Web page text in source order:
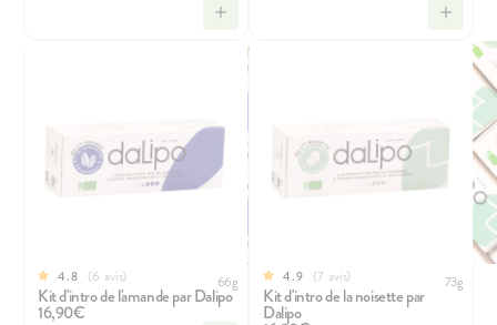
4.8 6 avis 66g
Kit d'intro de l'amande par Dalipo
16,90€
4.9 7 avis 73g
Kit d'intro de la noisette par
Dalipo